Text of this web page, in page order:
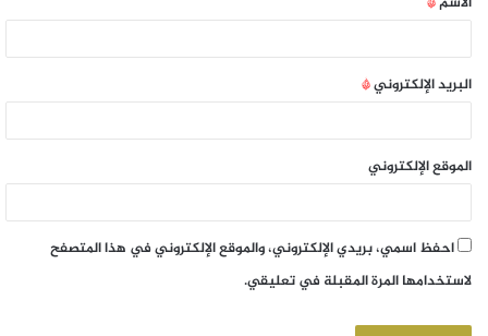
البريد الإلكتروني*
الموقع الإلكتروني
احفظ اسمي، بريدي الإلكتروني، والموقع الإلكتروني في هذا المتصفح
لاستخدامها المرة المقبلة في تعليقي.